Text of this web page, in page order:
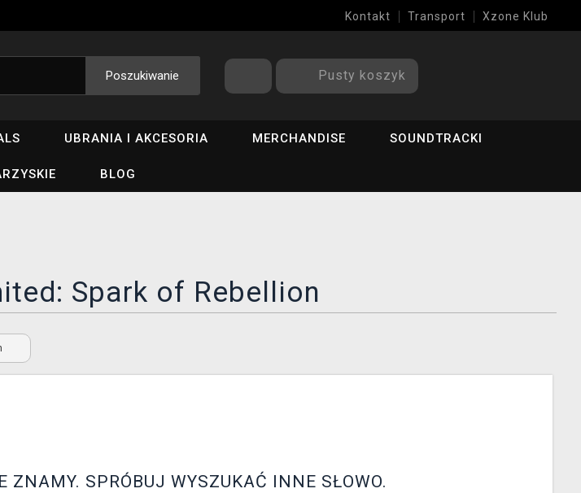
Kontakt Transport Xzone Klub
Poszukiwanie Pusty koszyk
UBRANIA I AKCESORIA MERCHANDISE SOUNDTRACKI
BLOG
Spark of Rebellion
ZNAMY. SPRÓBUJ WYSZUKAĆ INNE SŁOWO.